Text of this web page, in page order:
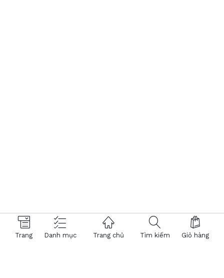
Trang Danh mục Trang chủ Tìm kiếm Giỏ hàng